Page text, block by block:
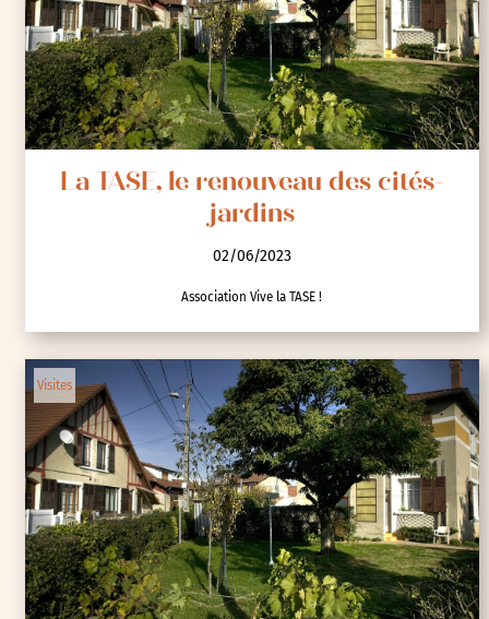
La TASE, le renouveau des cités-
jardins
02/06/2023
Association Vive la TASE !
Visites